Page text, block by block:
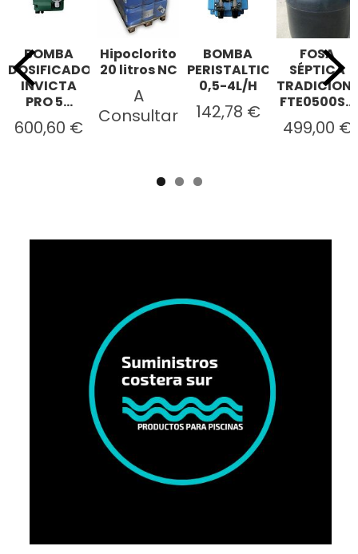
BOMBA
DOSIFICADORA
INVICTA
PRO 5...
600,60 €
Hipoclorito
20 litros NC
A
Consultar
BOMBA
PERISTALTICA
0,5-4L/H
142,78 €
FOSA
SÉPTICA
FTE0500S...
499,00 €